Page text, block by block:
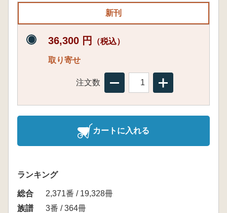
新刊
36,300 円 （税込）
取り寄せ
注文数
カートに入れる
ランキング
総合
2,371番 / 19,328冊
族譜
3番 / 364冊